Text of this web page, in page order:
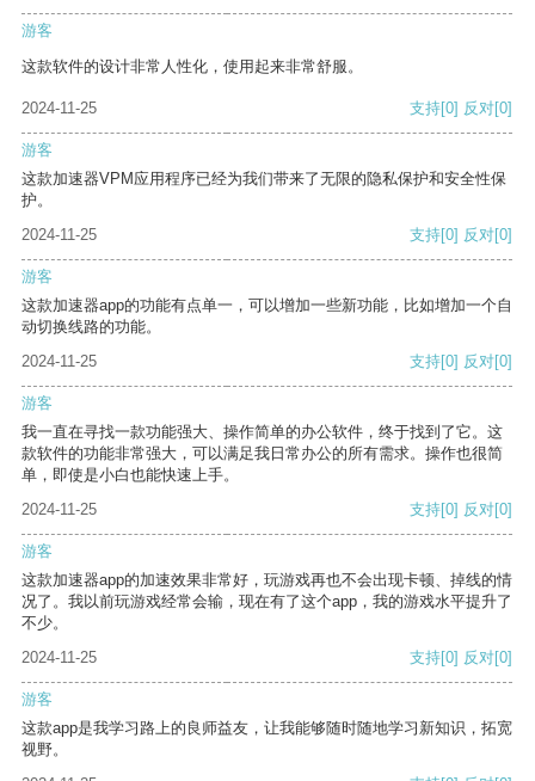
游客
这款软件的设计非常人性化，使用起来非常舒服。
2024-11-25 支持[0] 反对[0]
游客
这款加速器VPM应用程序已经为我们带来了无限的隐私保护和安全性保
护。
2024-11-25
支持[0] 反对[0]
游客
这款加速器app的功能有点单一，可以增加一些新功能，比如增加一个自
动切换线路的功能。
2024-11-25
支持[0] 反对[0]
游客
我一直在寻找一款功能强大、操作简单的办公软件，终于找到了它。这
款软件的功能非常强大，可以满足我日常办公的所有需求。操作也很简
单，即使是小白也能快速上手。
2024-11-25
支持[0] 反对[0]
游客
这款加速器app的加速效果非常好，玩游戏再也不会出现卡顿、掉线的情
况了。我以前玩游戏经常会输，现在有了这个app，我的游戏水平提升了
不少。
2024-11-25
支持[0] 反对[0]
游客
这款app是我学习路上的良师益友，让我能够随时随地学习新知识，拓宽
视野。